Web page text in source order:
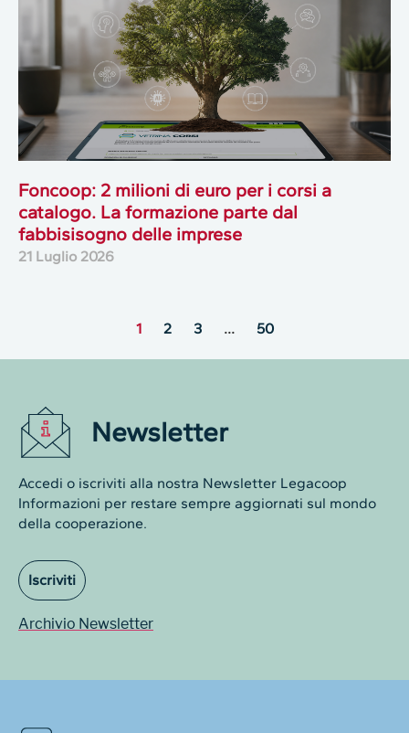
Foncoop: 2 milioni di euro per i corsi a
catalogo. La formazione parte dal
fabbisisogno delle imprese
21 Luglio 2026
1 2 3 … 50
Newsletter
Accedi o iscriviti alla nostra Newsletter Legacoop
Informazioni per restare sempre aggiornati sul mondo
della cooperazione.
Iscriviti
Archivio Newsletter